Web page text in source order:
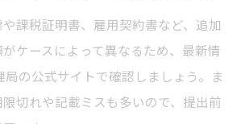
課税証明書、雇用契約書など、追加
ケースによって異なるため、最新情
局の公式サイトで確認しましょう。ま
切れや記載ミスも多いので、提出前